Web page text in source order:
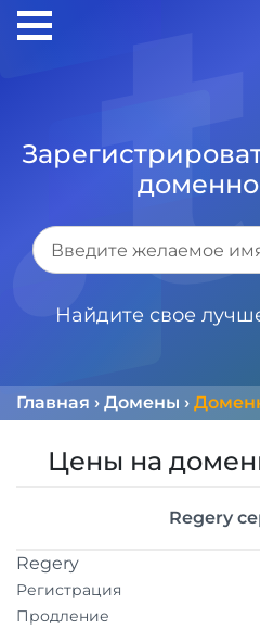
Найдите свое
Главная › Домены ›
Цены на
Regery
Regery
Регистрация
Продление